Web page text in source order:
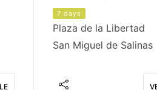
7 days
Plaza de la Libertad
San Miguel de Salinas